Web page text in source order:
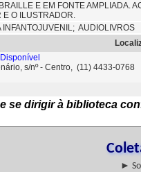
E EM FONTE AMPLIADA.
E O ILUSTRADOR.
INFANTOJUVENIL; AUDIOLIVROS
s/nº - Centro, (11) 4433-0768
se dirigir à biblioteca
►